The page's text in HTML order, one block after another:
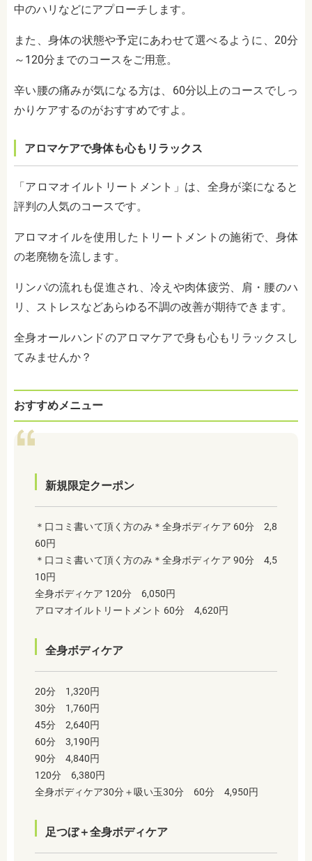
中のハリなどにアプローチします。
また、身体の状態や予定にあわせて選べるように、20分
～120分までのコースをご用意。
辛い腰の痛みが気になる方は、60分以上のコースでしっ
かりケアするのがおすすめですよ。
アロマケアで身体も心もリラックス
「アロマオイルトリートメント」は、全身が楽になると
評判の人気のコースです。
アロマオイルを使用したトリートメントの施術で、身体
の老廃物を流します。
リンパの流れも促進され、冷えや肉体疲労、肩・腰のハ
リ、ストレスなどあらゆる不調の改善が期待できます。
全身オールハンドのアロマケアで身も心もリラックスし
てみませんか？
おすすめメニュー
新規限定クーポン
＊口コミ書いて頂く方のみ＊全身ボディケア 60分 2,8
60円
＊口コミ書いて頂く方のみ＊全身ボディケア 90分 4,5
10円
全身ボディケア 120分 6,050円
アロマオイルトリートメント 60分 4,620円
全身ボディケア
20分 1,320円
30分 1,760円
45分 2,640円
60分 3,190円
90分 4,840円
120分 6,380円
全身ボディケア30分＋吸い玉30分 60分 4,950円
足つぼ＋全身ボディケア